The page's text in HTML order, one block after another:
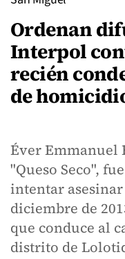
Ordenan
Interpol
recién
de
Éver Emmanuel
"Queso Seco",
intentar
diciembre de
que conduce al
distrito de